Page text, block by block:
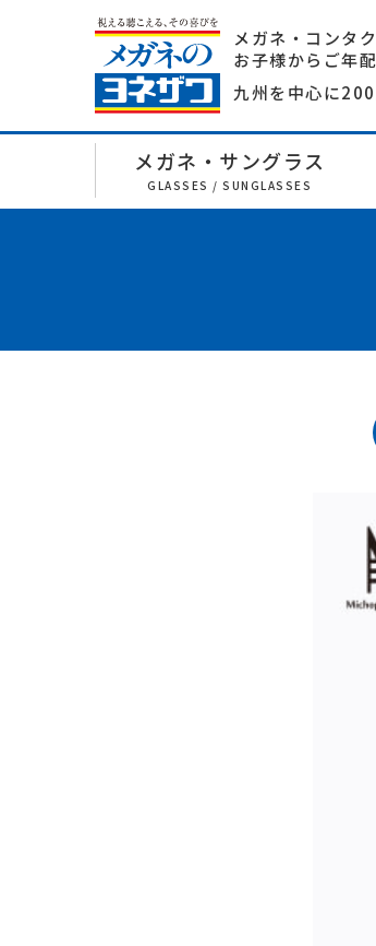
メガネ・コンタ
お子様からご年
九州を中心に
メガネ・サングラス
GLASSES / SUNGLASSES